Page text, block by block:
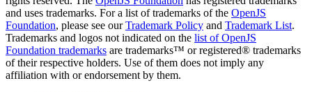
and uses trademarks. For a list of trademarks of the OpenJS
Foundation, please see ourTrademark Policy and Trademark List.
Trademarks and logos not indicated on the list of OpenJS
Foundation trademarks are trademarks™ or registered® trademarks
of their respective holders. Use of them does not imply any
affiliation with or endorsement by them.